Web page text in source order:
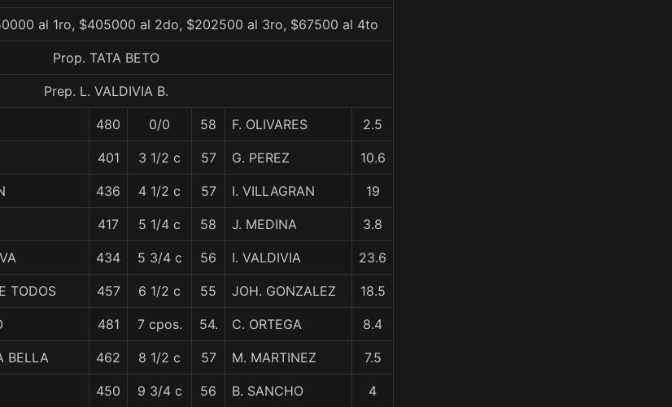
al 1ro, $405000 al 2do, $202500 al 3ro, $67500 al 4to
Prop. TATA BETO
Prep. L. VALDIVIA B.
480 0/0 58 F. OLIVARES 2.5
401 3 1/2 c 57 G. PEREZ 10.6
436 4 1/2 c 57 I. VILLAGRAN 19
417 5 1/4 c 58 J. MEDINA 3.8
434 5 3/4 c 56 I. VALDIVIA 23.6
TODOS 457 6 1/2 c 55 JOH. GONZALEZ 18.5
481 7 cpos. 54. C. ORTEGA 8.4
BELLA 462 8 1/2 c 57 M. MARTINEZ 7.5
450 9 3/4 c 56 B. SANCHO 4